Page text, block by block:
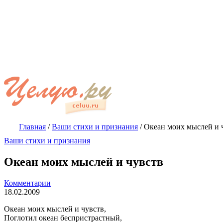
Главная /Ваши стихи и признания /Океан моих мыслей и
Ваши стихи и признания
Океан моих мыслей и чувств
Комментарии
18.02.2009
Океан моих мыслей и чувств,
Поглотил океан беспристрастный,